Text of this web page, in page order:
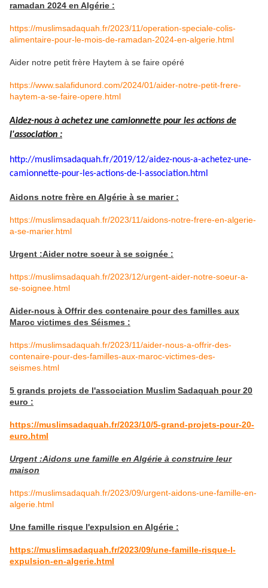
ramadan 2024 en Algérie :
https://muslimsadaquah.fr/2023/11/operation-speciale-colis-
alimentaire-pour-le-mois-de-ramadan-2024-en-algerie.html
Aider notre petit frère Haytem à se faire opéré
https://www.salafidunord.com/2024/01/aider-notre-petit-frere-
haytem-a-se-faire-opere.html
Aidez-nous à achetez une camionnette pour les actions de
l'association :
http://muslimsadaquah.fr/2019/12/aidez-nous-a-achetez-une-
camionnette-pour-les-actions-de-l-association.html
Aidons notre frère en Algérie à se marier :
https://muslimsadaquah.fr/2023/11/aidons-notre-frere-en-algerie-
a-se-marier.html
Urgent :Aider notre soeur à se soignée :
https://muslimsadaquah.fr/2023/12/urgent-aider-notre-soeur-a-
se-soignee.html
Aider-nous à Offrir des contenaire pour des familles aux
Maroc victimes des Séismes :
https://muslimsadaquah.fr/2023/11/aider-nous-a-offrir-des-
contenaire-pour-des-familles-aux-maroc-victimes-des-
seismes.html
5 grands projets de l'association Muslim Sadaquah pour 20
euro :
https://muslimsadaquah.fr/2023/10/5-grand-projets-pour-20-
euro.html
Urgent :Aidons une famille en Algérie à construire leur
maison
https://muslimsadaquah.fr/2023/09/urgent-aidons-une-famille-en-
algerie.html
Une famille risque l'expulsion en Algérie :
https://muslimsadaquah.fr/2023/09/une-famille-risque-l-
expulsion-en-algerie.html